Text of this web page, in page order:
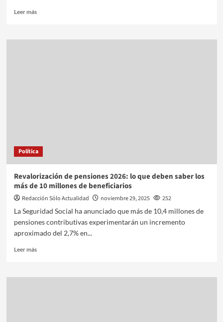
Leer más
Política
Revalorización de pensiones 2026: lo que deben saber los
más de 10 millones de beneficiarios
Redacción Sólo Actualidad noviembre 29, 2025
252
La Seguridad Social ha anunciado que más de 10,4 millones de
pensiones contributivas experimentarán un incremento
aproximado del 2,7% en...
Leer más